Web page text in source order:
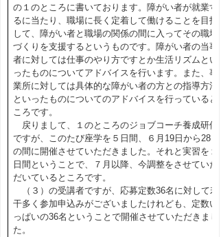
の１のところに書いております。障がい者が就業す
るに当たり、職場に長く定着して働けることを目指
して、障がい者と職場の関係の間に入ってその職場
づくりを支援するというものです。障がい者の当事
者に対しては仕事のやり方ですとか生活リズムとい
ったものについてアドバイスを行います。また、事
業所に対しては具体的な障がい者の方との指導方法
といったものについてのアドバイスを行っていると
ころです。
戻りまして、１のところのジョブコーチ養成研修
ですが、このたび座学を５日間、６月19日から28日
の間に開催させていただきました。それと実習を１
日間ということで、７月以降、今調整をさせていた
だいているところです。
（３）の受講者ですが、応募定数36名に対して若
干多く参加申込みがございましたけれども、定数い
っぱいの36名ということで開催させていただきまし
た。